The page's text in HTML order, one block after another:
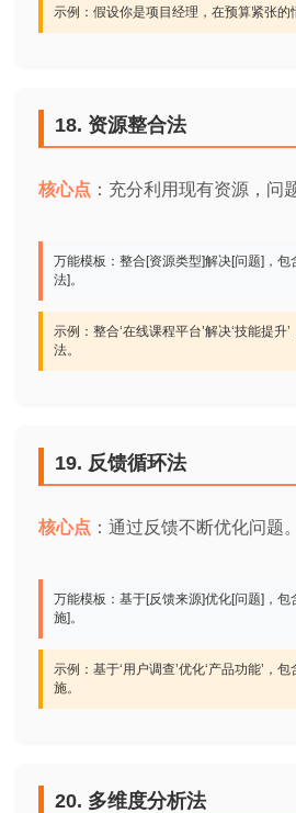
示例：假设你是项目经理，在预算紧张的
18. 资源整合法
核心点 ：充分利用现有资源，问
万能模板：整合[资源类型]解决[问题]，包
法]。
示例：整合‘在线课程平台’解决‘技能提升
法。
19. 反馈循环法
核心点 ：通过反馈不断优化问题。
万能模板：基于[反馈来源]优化[问题]，
施]。
示例：基于‘用户调查’优化‘产品功能’，
施。
20. 多维度分析法